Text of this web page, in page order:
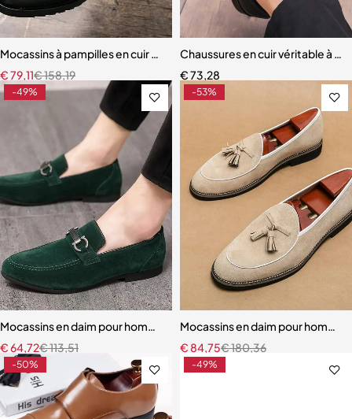
Mocassins à pampilles en cuir pour hommes
€158,19
€79,11
Chaussures en cuir véritable à
€73,28
-49%
Mocassins en daim pour hommes
€113,51
€64,72
-53%
Mocassins en daim pour
€180,36
€ 84,75
-50% -49%